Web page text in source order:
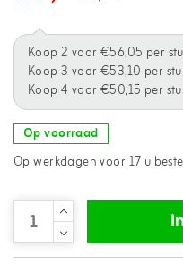
Koop 2 voor €56,05 per
Koop 3 voor €53,10 per
Koop 4 voor €50,15 per
Op voorraad
Op werkdagen voor 17 u